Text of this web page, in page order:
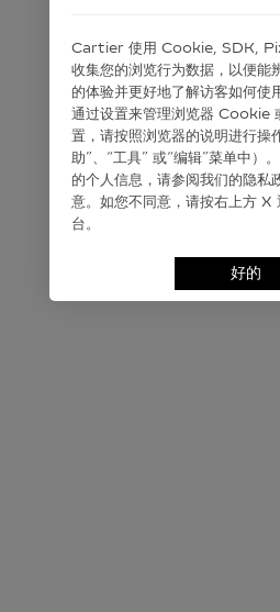
前往首页
Cartier 使⽤ Cookie, SDK,
收集您的浏览⾏为数据，以便能
的体验并更好地了解访客如何使
通过设置来管理浏览器 Cookie
置，请按照浏览器的说明进⾏操
助”、“⼯具” 或“编辑”菜单中）
的个⼈信息，请参阅我们的隐私
意。如您不同意，请按右上⽅ X
台。
好的